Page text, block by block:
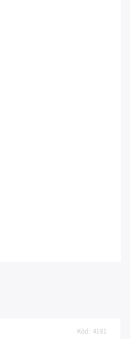
Kód: 4181